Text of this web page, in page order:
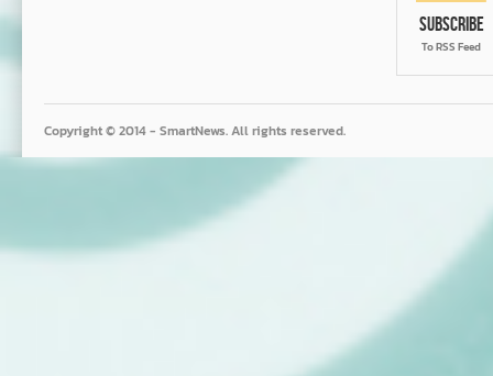
Subscribe
To RSS Feed
Copyright © 2014 - SmartNews. All rights reserved.